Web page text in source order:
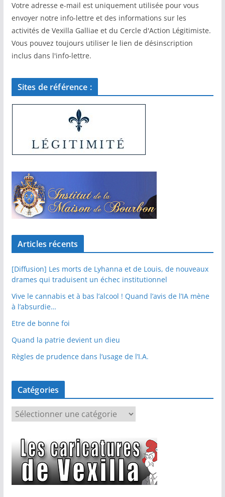
Votre adresse e-mail est uniquement utilisée pour vous
envoyer notre info-lettre et des informations sur les
activités de Vexilla Galliae et du Cercle d'Action Légitimiste.
Vous pouvez toujours utiliser le lien de désinscription
inclus dans l'info-lettre.
Sites de référence :
Articles récents
[Diffusion] Les morts de Lyhanna et de Louis, de nouveaux
drames qui traduisent un échec institutionnel
Vive le cannabis et à bas l’alcool ! Quand l’avis de l’IA mène
à l’absurdie…
Etre de bonne foi
Quand la patrie devient un dieu
Règles de prudence dans l’usage de l’I.A.
Catégories
é
g
o
r